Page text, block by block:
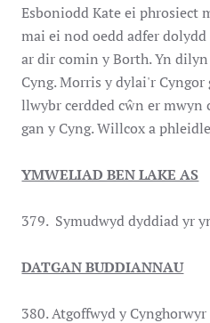
Esboniodd Kate ei phrosiect
mai ei nod oedd adfer
ar dir comin y Borth. Yn
Cyng. Morris y dylai'r
llwybr cerdded cŵn er mwyn
gan y Cyng. Willcox a
YMWELIAD BEN LAKE AS
379. Symudwyd dyddiad yr
DATGAN BUDDIANNAU
380. Atgoffwyd y